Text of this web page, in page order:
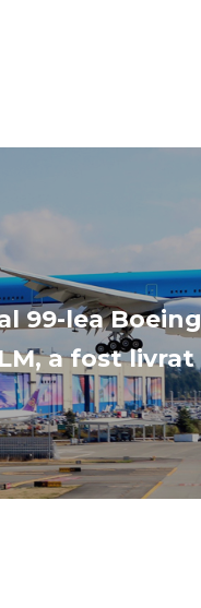
99-lea
a fost livrat